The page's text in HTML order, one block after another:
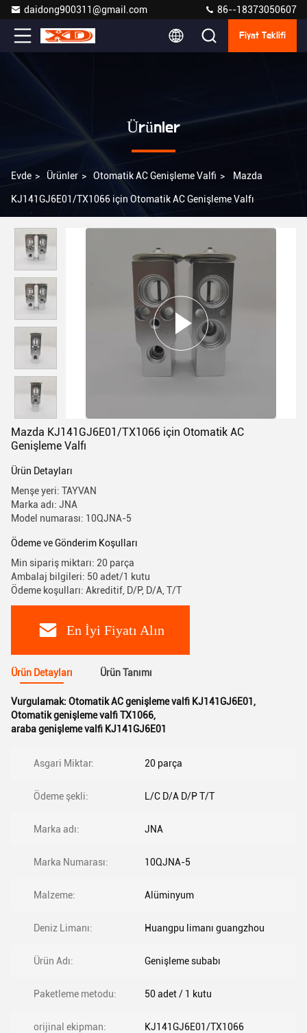
daidong900311@gmail.com 86--18373050607
Fiyat Teklifi
Ürünler
Evde > Ürünler > Otomatik AC Genişleme Valfi > Mazda
KJ141GJ6E01/TX1066 için Otomatik AC Genişleme Valfı
Mazda KJ141GJ6E01/TX1066 için Otomatik AC
Genişleme Valfı
Ürün Detayları
Menşe yeri: TAYVAN
Marka adı: JNA
Model numarası: 10QJNA-5
Ödeme ve Gönderim Koşulları
Min sipariş miktarı: 20 parça
Ambalaj bilgileri: 50 adet/1 kutu
Ödeme koşulları: Akreditif, D/P, D/A, T/T
En İyi Fiyatı Alın
Ürün Detayları Ürün Tanımı
Vurgulamak: Otomatik AC genişleme valfi KJ141GJ6E01 ,
Otomatik genişleme valfi TX1066,
araba genişleme valfi KJ141GJ6E01
Asgari Miktar: 20 parça
Ödeme şekli: L/C D/A D/P T/T
Marka adı: JNA
Marka Numarası: 10QJNA-5
Malzeme: Alüminyum
Deniz Limanı: Huangpu limanı guangzhou
Ürün Adı: Genişleme subabı
Paketleme metodu: 50 adet / 1 kutu
orijinal ekipman: KJ141GJ6E01/TX1066